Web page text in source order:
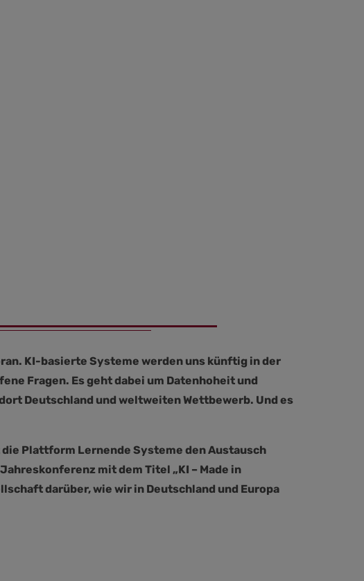
KI-basierte Systeme werden uns künftig in der
Fragen. Es geht dabei um Datenhoheit und
Deutschland und weltweiten Wettbewerb. Und es
Plattform Lernende Systeme den Austausch
mit dem Titel „KI – Made in
darüber, wie wir in Deutschland und Europa